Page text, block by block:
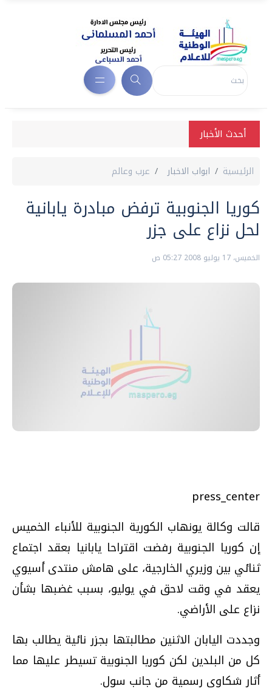
أحدث الأخبار
الرئيسية ابواب الاخبار عرب وعالم
كوريا الجنوبية ترفض مبادرة يابانية
لحل نزاع على جزر
الخميس، 17 يوليو 2008 05:27 ص
press_center
قالت وكالة يونهاب الكورية الجنوبية للأنباء الخميس
إن كوريا الجنوبية رفضت اقتراحا يابانيا بعقد اجتماع
ثنائي بين وزيري الخارجية، على هامش منتدى أسيوي
يعقد في وقت لاحق في يوليو، بسبب غضبها بشأن
نزاع على الأراضي.
وجددت اليابان الاثنين مطالبتها بجزر نائية يطالب بها
كل من البلدين لكن كوريا الجنوبية تسيطر عليها مما
أثار شكاوى رسمية من جانب سول.